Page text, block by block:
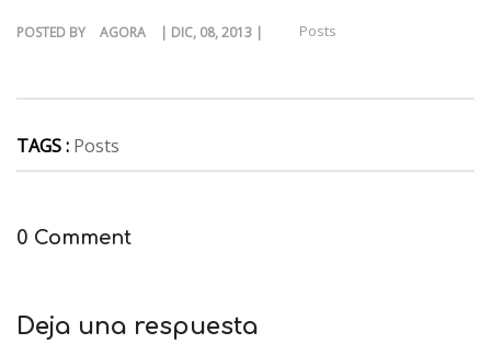
POSTED BY AGORA | DIC, 08, 2013 | Posts
TAGS : Posts
0 Comment
Deja una respuesta